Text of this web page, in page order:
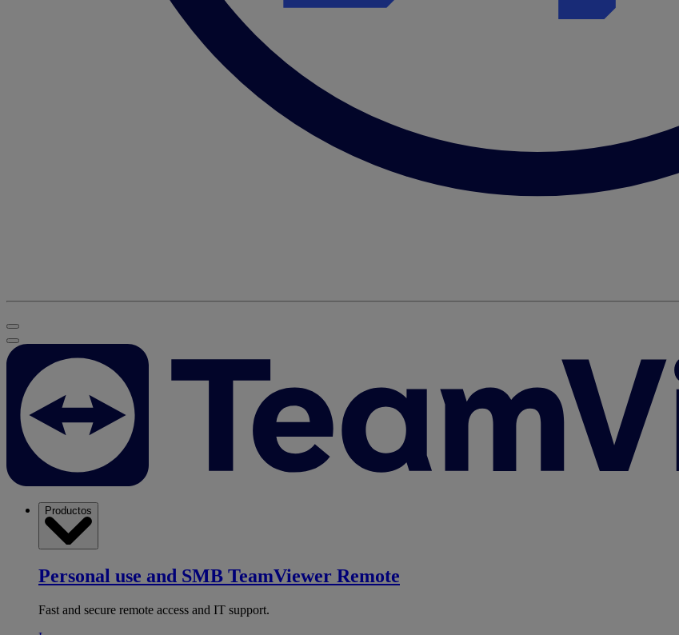
Productos
Personal use and SMB TeamViewer Remote
Fast and secure remote access and IT support.